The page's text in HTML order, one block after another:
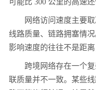
可能比 300 公里的高速还
网络访问速度主要取
线路质量、链路拥塞情
影响速度的往往不是距离
跨境网络存在一个复
联质量并不一致。某些